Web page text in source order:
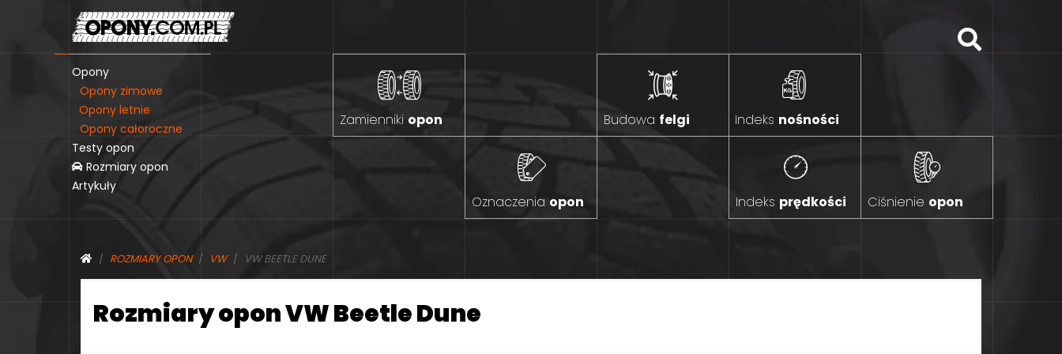
Opony
Opony zimowe
Opony letnie
Opony całoroczne
Testy opon
Rozmiary opon
Artykuły
Zamienniki opon Budowa felgi Indeks nośności
Indeks prędkości Ciśnienie opon
Oznaczenia opon
ROZMIARY OPON VW VW BEETLE DUNE
Rozmiary opon VW Beetle Dune